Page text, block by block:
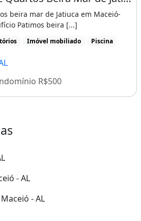
beira mar de Jatiuca em Maceió-
Patimos beira [...]
Imóvel mobiliado Piscina
R$500
- AL
- AL